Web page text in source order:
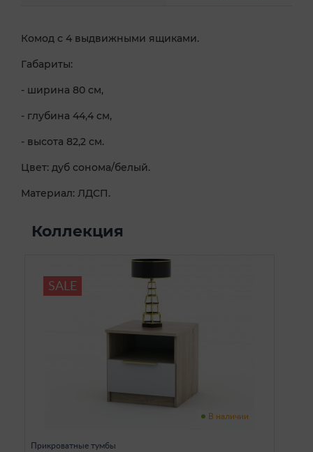
Комод с 4 выдвижными ящиками.
Габариты:
- ширина 80 см,
- глубина 44,4 см,
- высота 82,2 см.
Цвет: дуб сонома/белый.
Материал: ЛДСП.
Коллекция
SALE
В наличии
Прикроватные тумбы